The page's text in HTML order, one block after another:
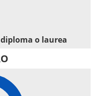
o laurea